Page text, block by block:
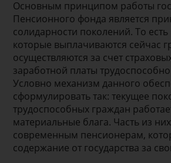
Основным принципом работы
Пенсионного фонда является
солидарности поколений. То
которые выплачиваются сейчас
осуществляются за счет
заработной платы
Условно механизм данного
сформулировать так: текущее
трудоспособных граждан
материальные блага. Часть из
современным пенсионерам,
содержание от государства за